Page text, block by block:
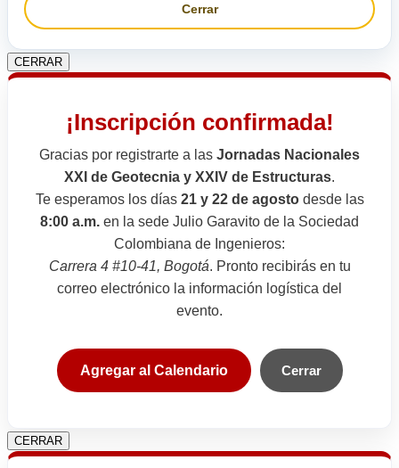
Cerrar
CERRAR
¡Inscripción confirmada!
Gracias por registrarte a las Jornadas Nacionales
XXI de Geotecnia y XXIV de Estructuras.
Te esperamos los días 21 y 22 de agostodesde las
8:00 a.m. en la sede Julio Garavito de la Sociedad
Colombiana de Ingenieros:
Carrera 4 #10-41, Bogotá. Pronto recibirás en tu
correo electrónico la información logística del
evento.
Agregar al Calendario Cerrar
CERRAR